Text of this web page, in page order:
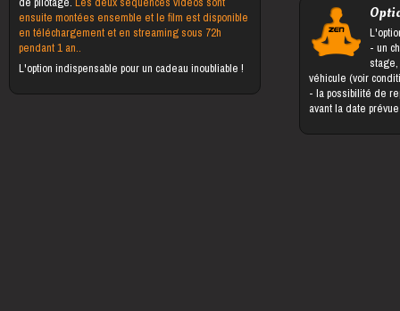
ensuite montées ensemble et le film est disponible
en téléchargement et en streaming sous 72h
pendant 1 an..
L'option indispensable pour un cadeau inoubliable !
- un changement du bénéficiaire du
véhicule (voir
- la possibilité de reporter le stage jusqu'à 5 jours
avant la date